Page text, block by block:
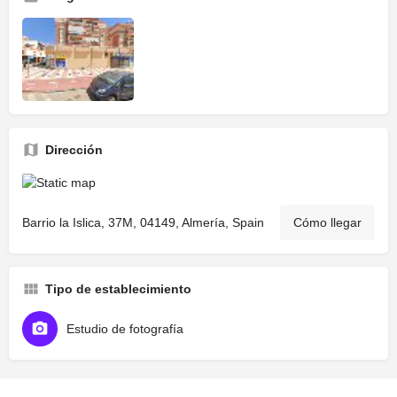
Dirección
Barrio la Islica, 37M, 04149, Almería, Spain Cómo llegar
Tipo de establecimiento
Estudio de fotografía